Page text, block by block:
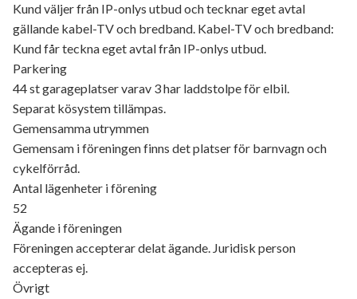
Kund väljer från IP-onlys utbud och tecknar eget avtal
gällande kabel-TV och bredband. Kabel-TV och bredband:
Kund får teckna eget avtal från IP-onlys utbud.
Parkering
44 st garageplatser varav 3 har laddstolpe för elbil.
Separat kösystem tillämpas.
Gemensamma utrymmen
Gemensam i föreningen finns det platser för barnvagn och
cykelförråd.
Antal lägenheter i förening
52
Ägande i föreningen
Föreningen accepterar delat ägande. Juridisk person
accepteras ej.
Övrigt